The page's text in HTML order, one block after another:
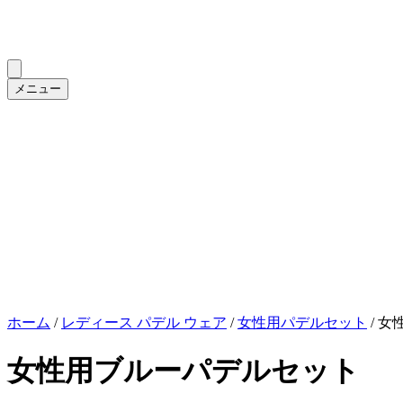
メニュー
ホーム / レディース パデル ウェア /女性用パデルセット / 女
女性用ブルーパデルセット